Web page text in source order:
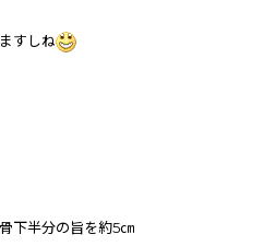
すしね
下半分の旨を約5㎝